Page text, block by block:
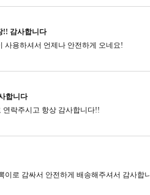
!! 감사합니다
사용하셔서 언제나 안전하게 오네요!
합니다
연락주시고​ 항상 감사합니다!!